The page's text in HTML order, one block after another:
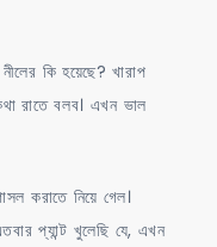
কি হয়েছে? খারাপ
রাতে বলব। এখন ভাল
করাতে নিয়ে গেল।
প্যান্ট খুলেছি যে, এখন